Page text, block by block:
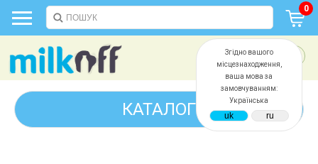
Згідно вашого
місцезнаходження,
ваша мова за
замовчуванням:
Українська
0
КАТАЛОГ